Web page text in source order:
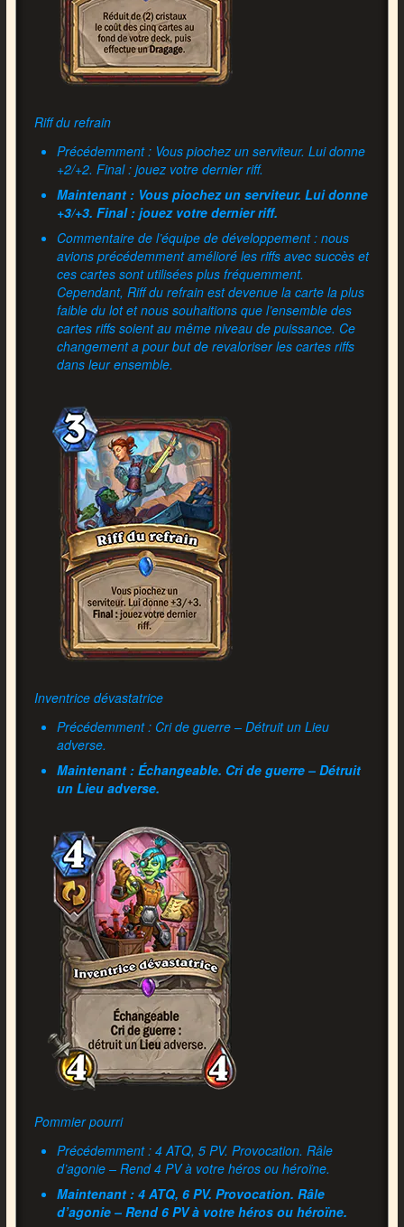
Riff du refrain
Précédemment : Vous piochez un serviteur. Lui donne
+2/+2. Final : jouez votre dernier riff.
Maintenant : Vous piochez un serviteur. Lui donne
+3/+3. Final : jouez votre dernier riff.
Commentaire de l’équipe de développement : nous
avions précédemment amélioré les riffs avec succès et
ces cartes sont utilisées plus fréquemment.
Cependant, Riff du refrain est devenue la carte la plus
faible du lot et nous souhaitions que l’ensemble des
cartes riffs soient au même niveau de puissance. Ce
changement a pour but de revaloriser les cartes riffs
dans leur ensemble.
Inventrice dévastatrice
Précédemment : Cri de guerre – Détruit un Lieu
adverse.
Maintenant : Échangeable. Cri de guerre – Détruit
un Lieu adverse.
Pommier pourri
Précédemment : 4 ATQ, 5 PV. Provocation. Râle
d’agonie – Rend 4 PV à votre héros ou héroïne.
Maintenant : 4 ATQ, 6 PV. Provocation. Râle
d’agonie – Rend 6 PV à votre héros ou héroïne.